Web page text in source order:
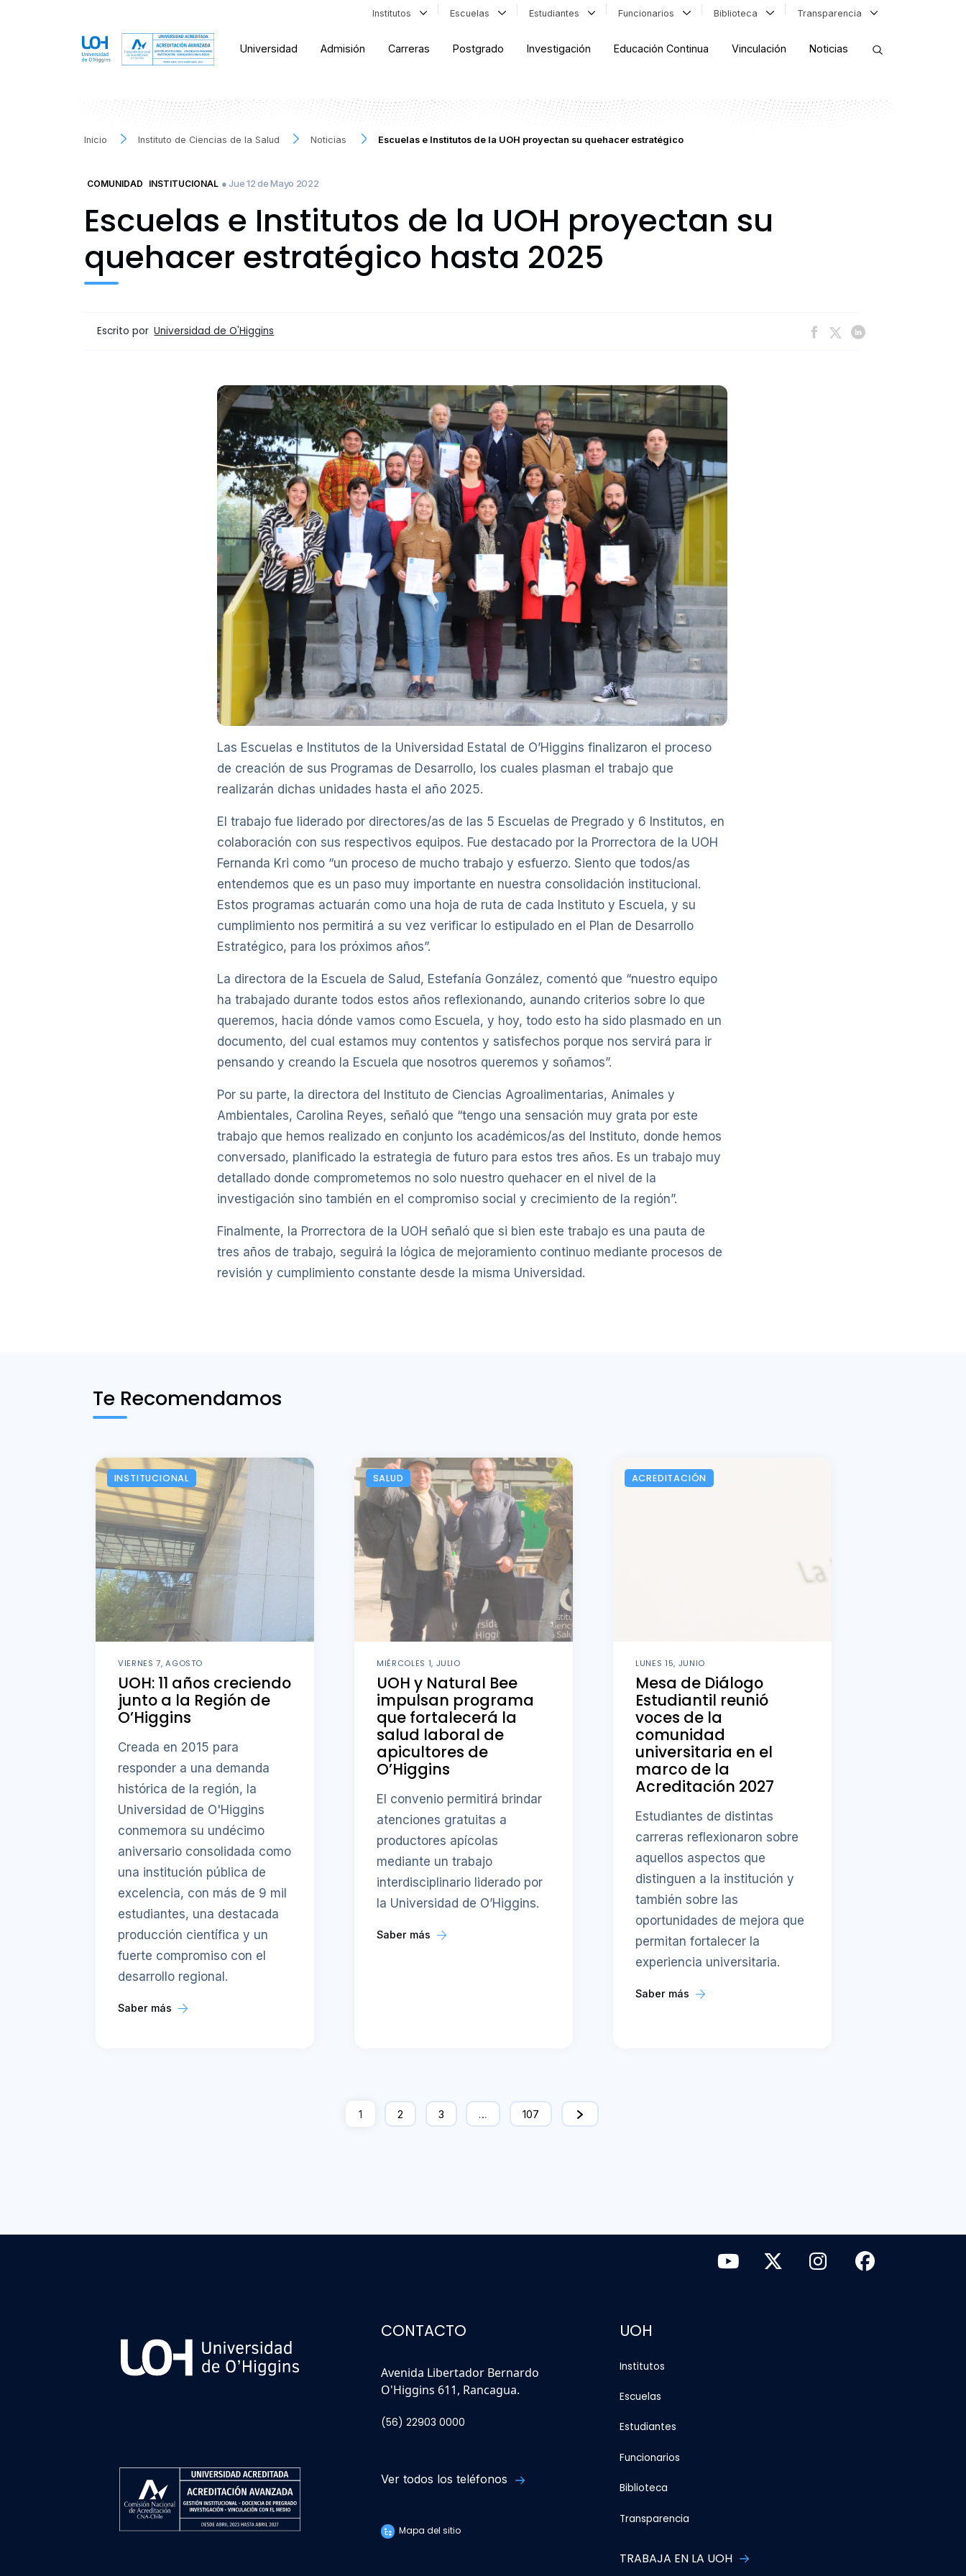
Institutos Escuelas Estudiantes Funcionarios Biblioteca Transparencia
Universidad Admisión Carreras Postgrado Investigación Educación Continua Vinculación Noticias
Inicio Instituto de Ciencias de la Salud Noticias Escuelas e Institutos de la UOH proyectan su quehacer estratégico
COMUNIDAD INSTITUCIONAL ● Jue 12 de Mayo 2022
Escuelas e Institutos de la UOH proyectan su
quehacer estratégico hasta 2025
Escrito por Universidad de O'Higgins
Las Escuelas e Institutos de la Universidad Estatal de O’Higgins finalizaron el proceso
de creación de sus Programas de Desarrollo, los cuales plasman el trabajo que
realizarán dichas unidades hasta el año 2025.
El trabajo fue liderado por directores/as de las 5 Escuelas de Pregrado y 6 Institutos, en
colaboración con sus respectivos equipos. Fue destacado por la Prorrectora de la UOH
Fernanda Kri como “un proceso de mucho trabajo y esfuerzo. Siento que todos/as
entendemos que es un paso muy importante en nuestra consolidación institucional.
Estos programas actuarán como una hoja de ruta de cada Instituto y Escuela, y su
cumplimiento nos permitirá a su vez verificar lo estipulado en el Plan de Desarrollo
Estratégico, para los próximos años”.
La directora de la Escuela de Salud, Estefanía González, comentó que “nuestro equipo
ha trabajado durante todos estos años reflexionando, aunando criterios sobre lo que
queremos, hacia dónde vamos como Escuela, y hoy, todo esto ha sido plasmado en un
documento, del cual estamos muy contentos y satisfechos porque nos servirá para ir
pensando y creando la Escuela que nosotros queremos y soñamos”.
Por su parte, la directora del Instituto de Ciencias Agroalimentarias, Animales y
Ambientales, Carolina Reyes, señaló que “tengo una sensación muy grata por este
trabajo que hemos realizado en conjunto los académicos/as del Instituto, donde hemos
conversado, planificado la estrategia de futuro para estos tres años. Es un trabajo muy
detallado donde comprometemos no solo nuestro quehacer en el nivel de la
investigación sino también en el compromiso social y crecimiento de la región”.
Finalmente, la Prorrectora de la UOH señaló que si bien este trabajo es una pauta de
tres años de trabajo, seguirá la lógica de mejoramiento continuo mediante procesos de
revisión y cumplimiento constante desde la misma Universidad.
Te Recomendamos
INSTITUCIONAL
VIERNES 7, AGOSTO
UOH: 11 años creciendo
junto a la Región de
O’Higgins
Creada en 2015 para
responder a una demanda
histórica de la región, la
Universidad de O'Higgins
conmemora su undécimo
aniversario consolidada como
una institución pública de
excelencia, con más de 9 mil
estudiantes, una destacada
producción científica y un
fuerte compromiso con el
desarrollo regional.
Saber más
SALUD
MIÉRCOLES 1, JULIO
UOH y Natural Bee
impulsan programa
que fortalecerá la
salud laboral de
apicultores de
O’Higgins
El convenio permitirá brindar
atenciones gratuitas a
productores apícolas
mediante un trabajo
interdisciplinario liderado por
la Universidad de O’Higgins.
Saber más
ACREDITACIÓN
LUNES 15, JUNIO
Mesa de Diálogo
Estudiantil reunió
voces de la
comunidad
universitaria en el
marco de la
Acreditación 2027
Estudiantes de distintas
carreras reflexionaron sobre
aquellos aspectos que
distinguen a la institución y
también sobre las
oportunidades de mejora que
permitan fortalecer la
experiencia universitaria.
Saber más
1 2 3 … 107
CONTACTO
Avenida Libertador Bernardo
O'Higgins 611, Rancagua.
(56) 22903 0000
Ver todos los teléfonos
Mapa del sitio
UOH
Institutos
Escuelas
Estudiantes
Funcionarios
Biblioteca
Transparencia
TRABAJA EN LA UOH